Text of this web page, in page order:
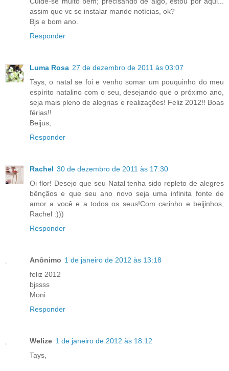
assim que vc se instalar mande notícias, ok?
Bjs e bom ano.
Responder
Luma Rosa 27 de dezembro de 2011 às 03:07
Tays, o natal se foi e venho somar um pouquinho do meu
espírito natalino com o seu, desejando que o próximo ano,
seja mais pleno de alegrias e realizações! Feliz 2012!! Boas
férias!!
Beijus,
Responder
Rachel 30 de dezembro de 2011 às 17:30
Oi flor! Desejo que seu Natal tenha sido repleto de alegres
bênçãos e que seu ano novo seja uma infinita fonte de
amor a você e a todos os seus!Com carinho e beijinhos,
Rachel :)))
Responder
Anônimo 1 de janeiro de 2012 às 13:18
feliz 2012
bjssss
Moni
Responder
Welize 1 de janeiro de 2012 às 18:12
Tays,